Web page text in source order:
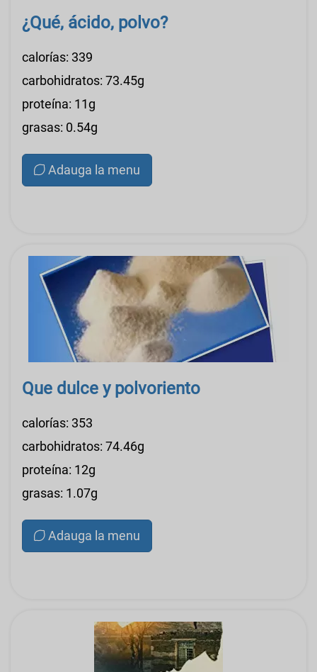
¿Qué, ácido, polvo?
calorías: 339
carbohidratos: 73.45g
proteína: 11g
grasas: 0.54g
Adauga la menu
Que dulce y polvoriento
calorías: 353
carbohidratos: 74.46g
proteína: 12g
grasas: 1.07g
Adauga la menu